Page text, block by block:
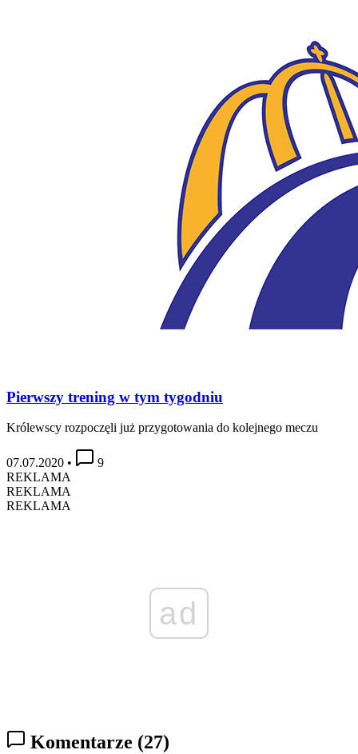
Pierwszy trening w tym tygodniu
Królewscy rozpoczęli już przygotowania do kolejnego meczu
07.07.2020 •
9
REKLAMA
REKLAMA
REKLAMA
ad
Komentarze (27)